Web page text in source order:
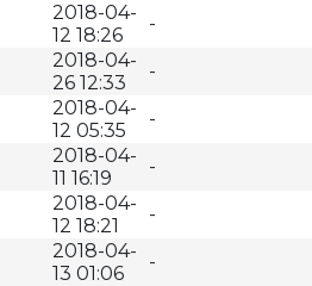
2018-04-
12 18:26
-
2018-04-
26 12:33
-
2018-04-
12 05:35
-
2018-04-
11 16:19
-
2018-04-
12 18:21
-
2018-04-
13 01:06
-